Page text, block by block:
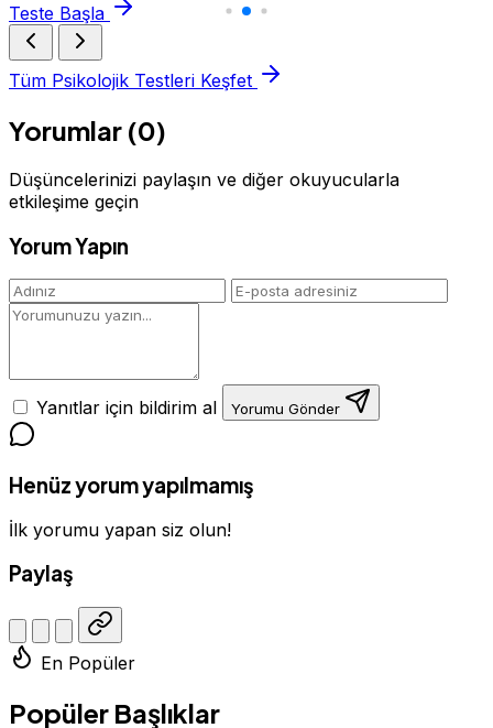
Teste Başla
Tüm Psikolojik Testleri Keşfet
Yorumlar (0)
Düşüncelerinizi paylaşın ve diğer okuyucularla
etkileşime geçin
Yorum Yapın
Yanıtlar için bildirim al Yorumu Gönder
Henüz yorum yapılmamış
İlk yorumu yapan siz olun!
Paylaş
En Popüler
Popüler Başlıklar